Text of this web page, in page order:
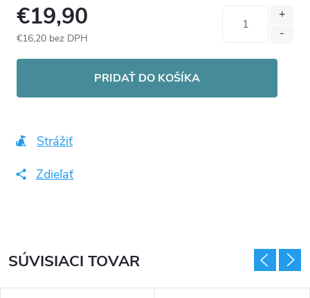
€19,90
€16,20 bez DPH
PRIDAŤ DO KOŠÍKA
Strážiť
Zdieľať
SÚVISIACI TOVAR